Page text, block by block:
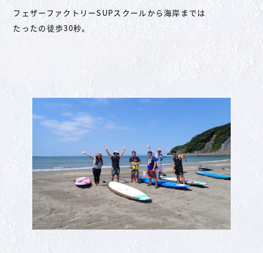
フェザーファクトリーSUPスクールから海岸までは
たったの徒歩30秒。